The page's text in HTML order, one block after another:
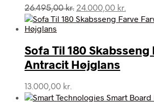
26.495,00kr. Den
oprindelige
26.495,00 kr..
24.000,00 kr.
Sofa Til 180
Antracit Højglans
13.000,00 kr.